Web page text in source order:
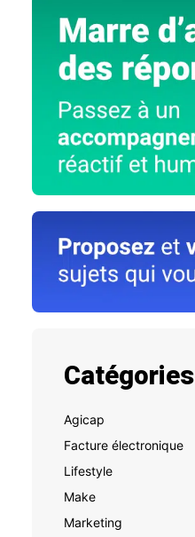
Catégories
Agicap
Facture électronique
Lifestyle
Make
Marketing